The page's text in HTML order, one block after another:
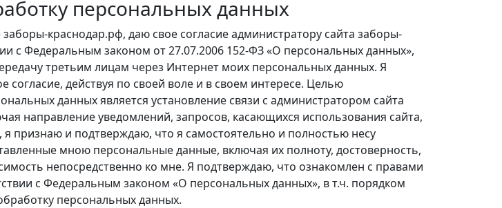
персональных данных
краснодар.рф, даю свое согласие администратору сайта заборы-
с Федеральным законом от 27.07.2006 152-ФЗ «О персональных данных»,
третьим лицам через Интернет моих персональных данных. Я
согласие, действуя по своей воле и в своем интересе. Целью
данных является установление связи с администратором сайта
направление уведомлений, запросов, касающихся использования сайта,
я признаю и подтверждаю, что я самостоятельно и полностью несу
мною персональные данные, включая их полноту, достоверность,
непосредственно ко мне. Я подтверждаю, что ознакомлен с правами
с Федеральным законом «О персональных данных», в т.ч. порядком
персональных данных.